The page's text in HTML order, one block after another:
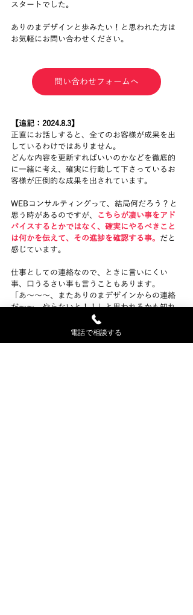
スタートでした。
ありのまデザインと歩みたい！と思われた方は
お気軽にお問い合わせください。
問い合わせフォームへ
【追記：2024.8.3】
正直にお話しすると、全てのお客様が成果を出
しているわけではありません。
どんな内容を更新すればいいのかなどを徹底的
に一緒に考え、確実に行動して下さっているお
客様が圧倒的な成果を出されています。
WEBコンサルティングって、結局何だろう？と
思う時があるのですが、
こちらが凄い事をアド
バイスするとかではなく、確実にやるべきこと
は何かを伝えて、その進捗を確認する事。 だと
感じています。
仕事としての連絡なので、ときに言いにくい
事、口うるさい事も言うこともあります。
「あ～～～、またありのまデザインからの連絡
だ～～。やらないと！！」と思われるかも知れ
しかし、お客様と一緒に決めた目標達成のため
電話で相談する